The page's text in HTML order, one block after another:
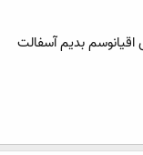
اقیانوسم بدیم آسفالت